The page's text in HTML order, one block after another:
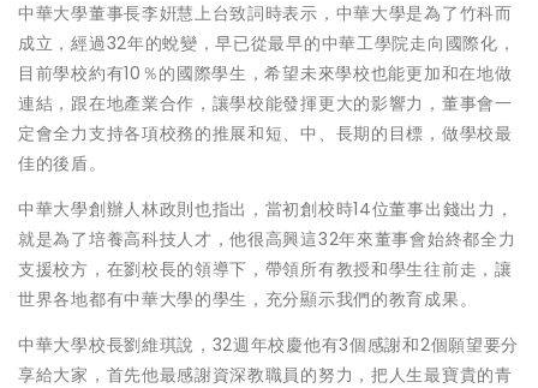
中華大學董事長李姸慧上台致詞時表示，中華大學是為了竹科而
成立，經過32年的蛻變，早已從最早的中華工學院走向國際化，
目前學校約有10％的國際學生，希望未來學校也能更加和在地做
連結，跟在地產業合作，讓學校能發揮更大的影響力，董事會一
定會全力支持各項校務的推展和短、中、長期的目標，做學校最
佳的後盾。
中華大學創辦人林政則也指出，當初創校時14位董事出錢出力，
就是為了培養高科技人才，他很高興這32年來董事會始終都全力
支援校方，在劉校長的領導下，帶領所有教授和學生往前走，讓
世界各地都有中華大學的學生，充分顯示我們的教育成果。
中華大學校長劉維琪說，32週年校慶他有3個感謝和2個願望要分
享給大家，首先他最感謝資深教職員的努力，把人生最寶貴的青